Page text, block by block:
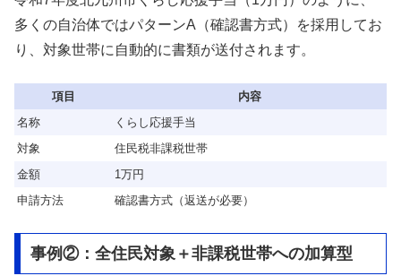
多くの自治体ではパターンA（確認書方式）を採用してお
り、対象世帯に自動的に書類が送付されます。
項目
内容
名称
くらし応援手当
対象
住民税非課税世帯
金額
1万円
申請方法
確認書方式（返送が必要）
事例②：全住民対象＋非課税世帯への加算型